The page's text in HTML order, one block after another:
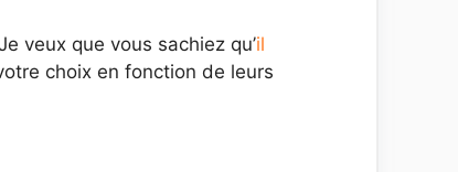
veux que vous sachiez qu’il
choix en fonction de leurs